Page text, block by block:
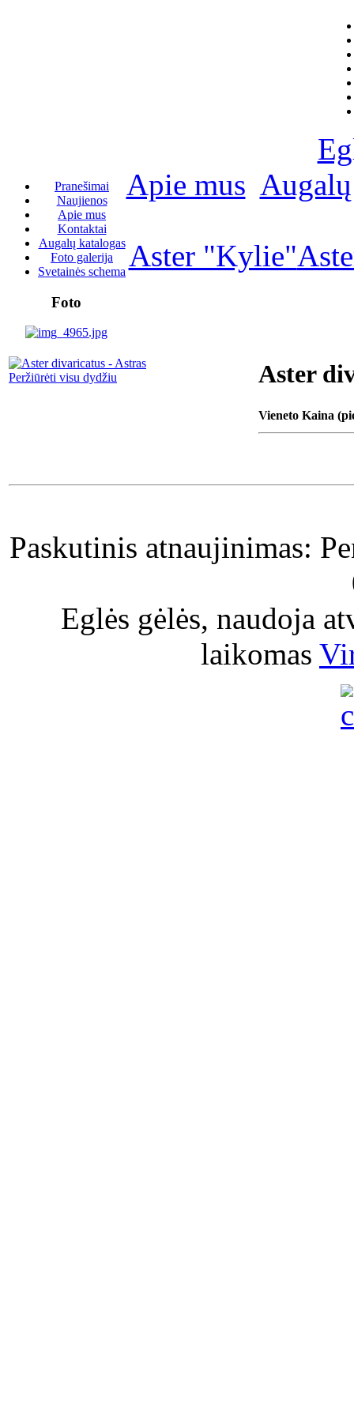
Pranešimai
Naujienos
Apie mus
Kontaktai
Augalų katalogas
Foto galerija
Svetainės schema
Foto
Apie mus
Aster "Kylie"
Peržiūrėti visu dydžiu Aster
Vieneto Kaina
Paskutinis atnaujinimas:
Eglės gėlės, naudoja
laikomas